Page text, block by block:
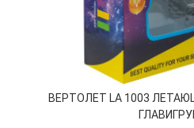
ВЕРТОЛЕТ LA 1003